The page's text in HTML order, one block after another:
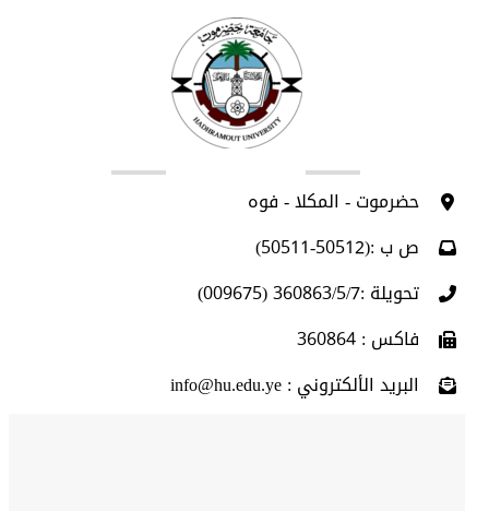
حضرموت - المكلا - فوه
ص ب :(50512-50511)
تحويلة :360863/5/7 (009675)
فاكس : 360864
البريد الألكتروني : info@hu.edu.ye